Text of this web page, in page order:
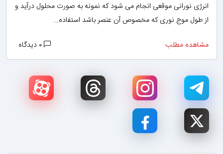
انرژی نورانی موقعی انجام می شود که نمونه به صورت محلول درآید و
از طول موج نوری که مخصوص آن عنصر باشد استفاده…
مشاهده مطلب